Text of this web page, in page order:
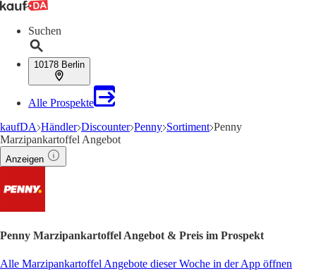
Suchen
10178 Berlin
Alle Prospekte
kaufDA Händler Discounter Penny Sortiment Penny
Marzipankartoffel Angebot
Anzeigen
Penny Marzipankartoffel Angebot & Preis im Prospekt
Alle Marzipankartoffel Angebote dieser Woche in der App öffnen